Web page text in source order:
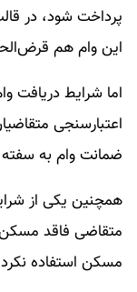
پرداخت شود، در
این وام هم
اما شرایط دریافت
اعتبارسنجی
ضمانت وام به
همچنین یکی از
متقاضی فاقد مسکن
مسکن استفاده